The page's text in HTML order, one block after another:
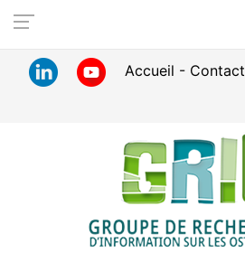
Panneau de gestion des cookies
Accueil Contact